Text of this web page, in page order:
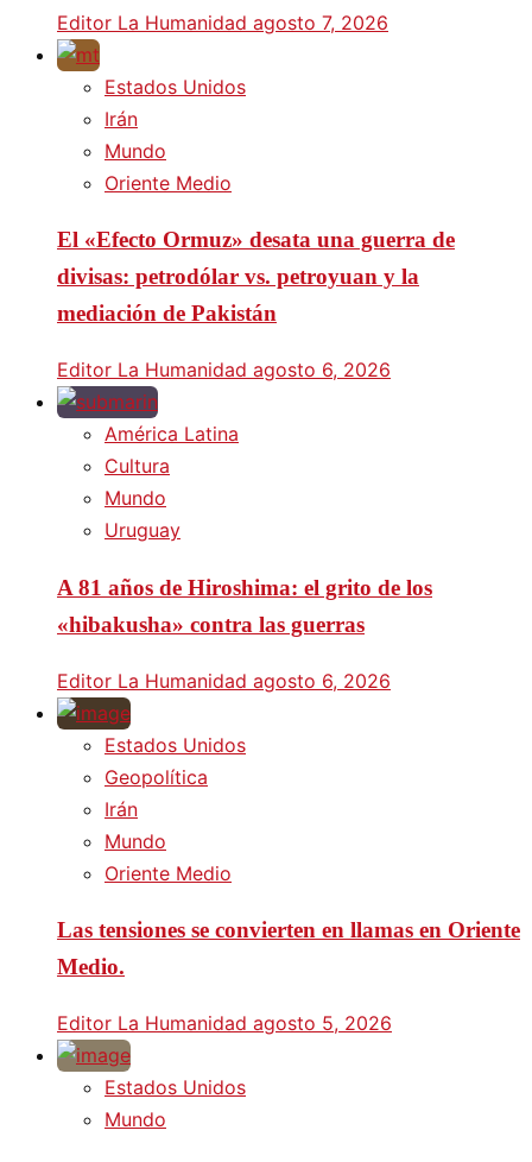
Editor La Humanidad agosto 7, 2026
Estados Unidos
Irán
Mundo
Oriente Medio
El «Efecto Ormuz» desata una guerra de
divisas: petrodólar vs. petroyuan y la
mediación de Pakistán
Editor La Humanidad agosto 6, 2026
América Latina
Cultura
Mundo
Uruguay
A 81 años de Hiroshima: el grito de los
«hibakusha» contra las guerras
Editor La Humanidad agosto 6, 2026
Estados Unidos
Geopolítica
Irán
Mundo
Oriente Medio
Las tensiones se convierten en llamas en Oriente
Medio.
Editor La Humanidad agosto 5, 2026
Estados Unidos
Mundo